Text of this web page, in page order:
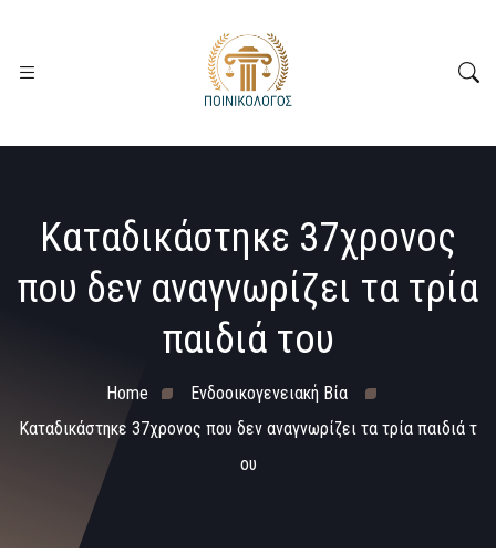
Καταδικάστηκε 37χρονος
που δεν αναγνωρίζει τα τρία
παιδιά του
Home
Ενδοοικογενειακή Βία
Καταδικάστηκε 37χρονος που δεν αναγνωρίζει τα τρία παιδιά τ
ου